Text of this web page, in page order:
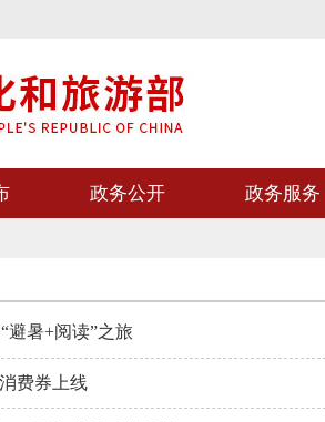
政务公开 政务服务
避暑+阅读”之旅
费券上线